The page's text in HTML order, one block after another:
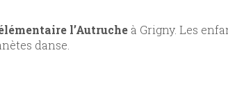
l’Autruche à Grigny. Les
danse.